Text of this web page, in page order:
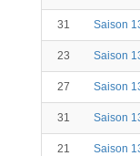
31 Saison
23 Saison
27 Saison
31 Saison
21 Saison